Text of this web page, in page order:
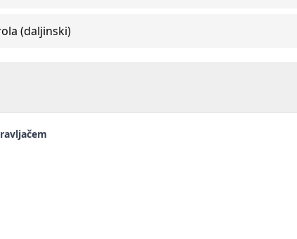
(daljinski)